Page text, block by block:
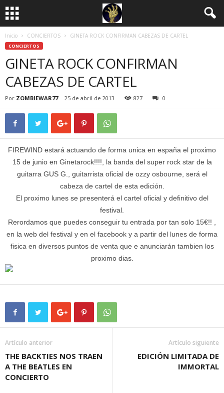
Inicio CONCIERTOS GINETA ROCK CONFIRMAN CABEZAS DE CARTEL
CONCIERTOS
GINETA ROCK CONFIRMAN
CABEZAS DE CARTEL
Por ZOMBIEWAR77- 25 de abril de 2013 827 0
FIREWIND estará actuando de forma unica en españa el proximo
15 de junio en Ginetarock!!!!, la banda del super rock star de la
guitarra GUS G., guitarrista oficial de ozzy osbourne, será el
cabeza de cartel de esta edición.
El proximo lunes se presenterá el cartel oficial y definitivo del
festival.
Rerordamos que puedes conseguir tu entrada por tan solo 15€!! ,
en la web del festival y en el facebook y a partir del lunes de forma
fisica en diversos puntos de venta que e anunciarán tambien los
proximo dias.
Artículo anterior
THE BACKTIES NOS TRAEN
A THE BEATLES EN
CONCIERTO
Artículo siguiente
EDICIÓN LIMITADA DE
IMMORTAL